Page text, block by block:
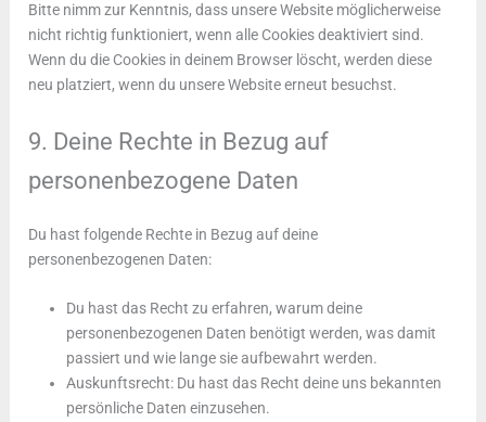
Bitte nimm zur Kenntnis, dass unsere Website möglicherweise
nicht richtig funktioniert, wenn alle Cookies deaktiviert sind.
Wenn du die Cookies in deinem Browser löscht, werden diese
neu platziert, wenn du unsere Website erneut besuchst.
9. Deine Rechte in Bezug auf
personenbezogene Daten
Du hast folgende Rechte in Bezug auf deine
personenbezogenen Daten:
Du hast das Recht zu erfahren, warum deine
personenbezogenen Daten benötigt werden, was damit
passiert und wie lange sie aufbewahrt werden.
Auskunftsrecht: Du hast das Recht deine uns bekannten
persönliche Daten einzusehen.